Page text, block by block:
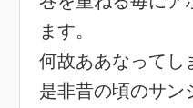
ます。
何故ああなってし
是非昔の頃のサン